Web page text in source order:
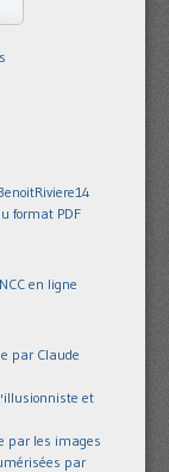
format PDF
en ligne
par Claude
et
par les images
par